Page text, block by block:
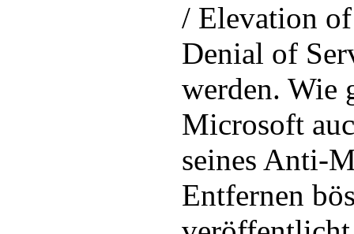
/ Elevation
Denial of
werden. Wie
Microsoft
seines Anti-
Entfernen